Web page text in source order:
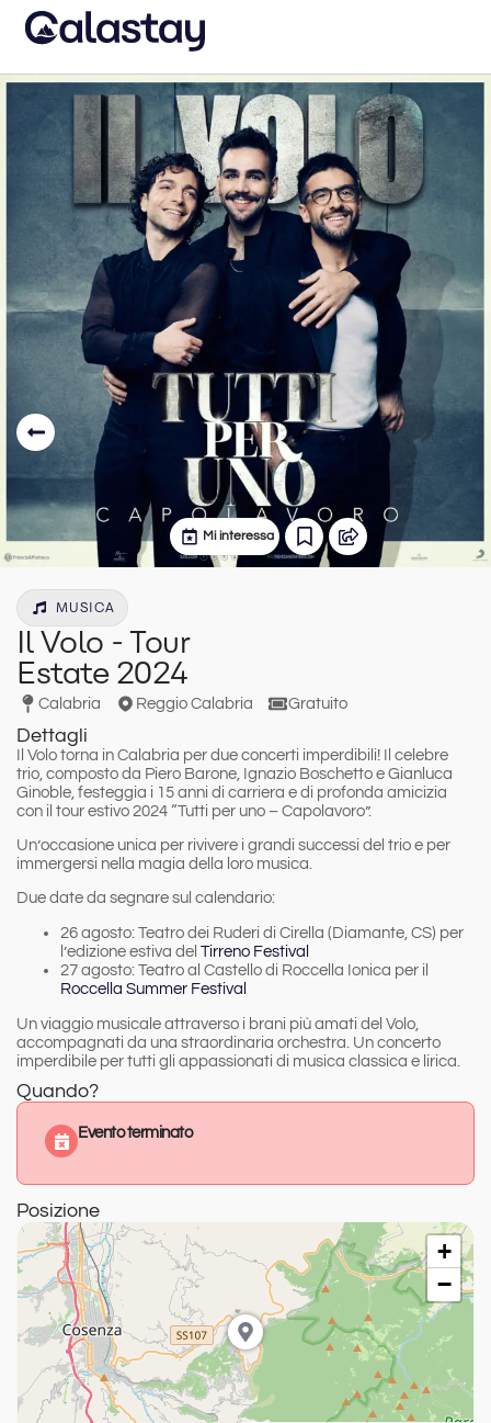
Mi interessa
MUSICA
Il Volo - Tour
Estate 2024
Calabria Reggio Calabria Gratuito
Dettagli
Il Volo torna in Calabria per due concerti imperdibili! Il celebre
trio, composto da Piero Barone, Ignazio Boschetto e Gianluca
Ginoble, festeggia i 15 anni di carriera e di profonda amicizia
con il tour estivo 2024 “Tutti per uno – Capolavoro”.
Un’occasione unica per rivivere i grandi successi del trio e per
immergersi nella magia della loro musica.
Due date da segnare sul calendario:
26 agosto: Teatro dei Ruderi di Cirella (Diamante, CS) per
l’edizione estiva del Tirreno Festival
27 agosto: Teatro al Castello di Roccella Ionica per il
Roccella Summer Festival
Un viaggio musicale attraverso i brani più amati del Volo,
accompagnati da una straordinaria orchestra. Un concerto
imperdibile per tutti gli appassionati di musica classica e lirica.
Quando?
Evento terminato
Posizione
+
−